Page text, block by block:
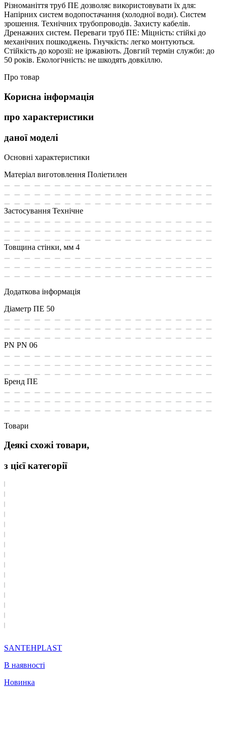
Різноманіття труб ПЕ дозволяє використовувати їх для:
Напірних систем водопостачання (холодної води). Систем
зрошення. Технічних трубопроводів. Захисту кабелів.
Дренажних систем. Переваги труб ПЕ: Міцність: стійкі до
механічних пошкоджень. Гнучкість: легко монтуються.
Стійкість до корозії: не іржавіють. Довгий термін служби: до
50 років. Екологічність: не шкодять довкіллю.
Про товар
Корисна інформація
про характеристики
даної моделі
Основні характеристики
Матеріал виготовлення Поліетилен
Застосування Технічне
Товщина стінки, мм 4
Додаткова інформація
Діаметр ПЕ 50
PN PN 06
Бренд ПЕ
Товари
Деякі схожі товари,
з цієї категорії
SANTEHPLAST
В наявності
Новинка